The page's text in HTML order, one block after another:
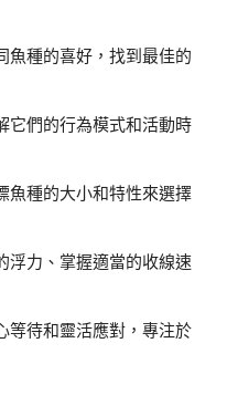
魚種的喜好，找到最佳的
它們的行為模式和活動時
魚種的大小和特性來選擇
浮力、掌握適當的收線速
等待和靈活應對，專注於